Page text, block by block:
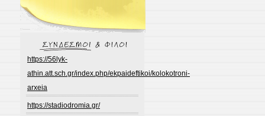
https://56lyk-
athin.att.sch.gr/index.php/ekpaideftikoi/kolokotroni-
arxeia
https://stadiodromia.gr/